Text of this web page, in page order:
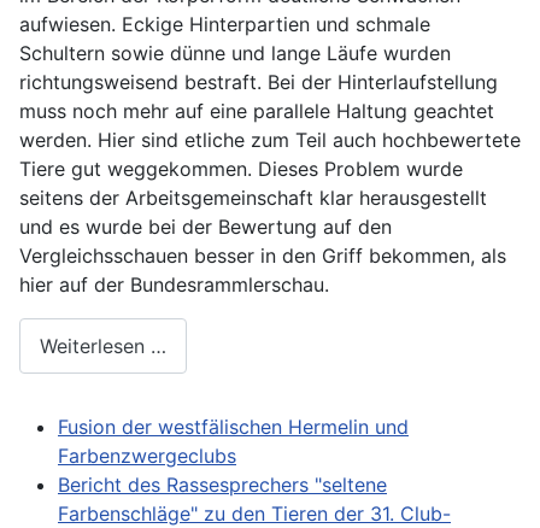
aufwiesen. Eckige Hinterpartien und schmale
Schultern sowie dünne und lange Läufe wurden
richtungsweisend bestraft. Bei der Hinterlaufstellung
muss noch mehr auf eine parallele Haltung geachtet
werden. Hier sind etliche zum Teil auch hochbewertete
Tiere gut weggekommen. Dieses Problem wurde
seitens der Arbeitsgemeinschaft klar herausgestellt
und es wurde bei der Bewertung auf den
Vergleichsschauen besser in den Griff bekommen, als
hier auf der Bundesrammlerschau.
Weiterlesen …
Fusion der westfälischen Hermelin und
Farbenzwergeclubs
Bericht des Rassesprechers "seltene
Farbenschläge" zu den Tieren der 31. Club-